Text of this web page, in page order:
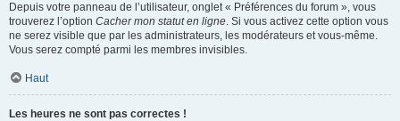
Depuis votre panneau de l’utilisateur, onglet « Préférences du forum », vous
trouverez l’option Cacher mon statut en ligne. Si vous activez cette option vous
ne serez visible que par les administrateurs, les modérateurs et vous-même.
Vous serez compté parmi les membres invisibles.
Haut
Les heures ne sont pas correctes !